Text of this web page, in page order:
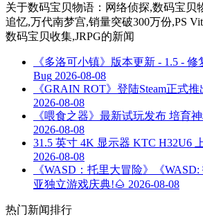
关于数码宝贝物语：网络侦探,数码宝贝
追忆,万代南梦宫,销量突破300万份,PS
数码宝贝收集,JRPG的新闻
《多洛可小镇》版本更新 - 1.5 -
Bug 2026-08-08
《GRAIN ROT》登陆Steam正式
2026-08-08
《喂食之器》最新试玩发布 培育
2026-08-08
31.5 英寸 4K 显示器 KTC H32U6
2026-08-08
《WASD：托里大冒险》《
亚独立游戏庆典!🌰 2026-08-08
热门新闻排行